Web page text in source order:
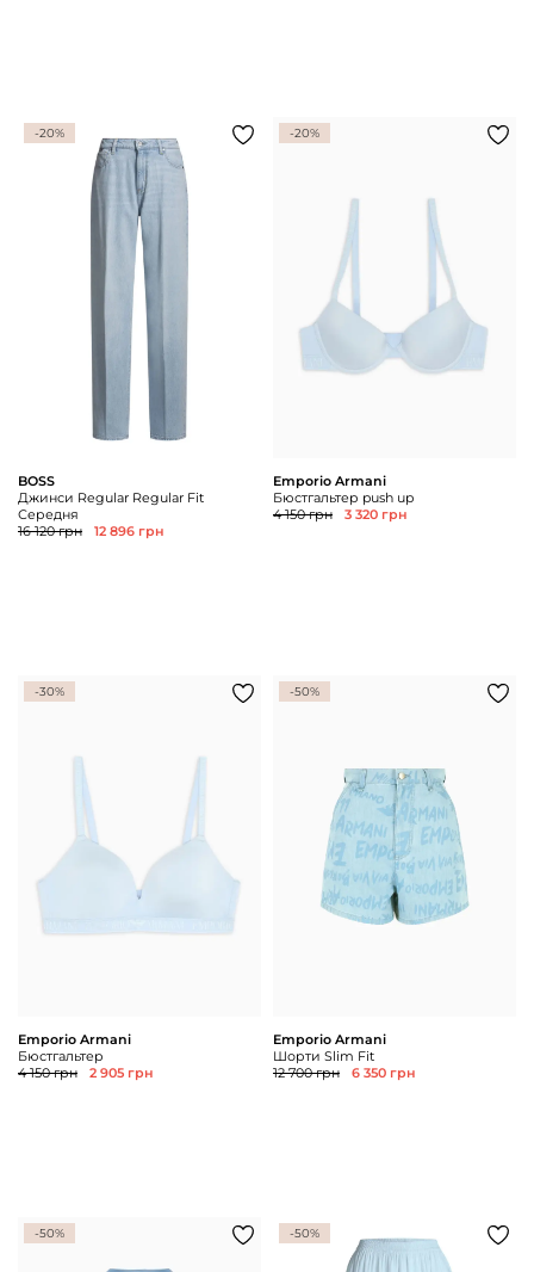
-20%
BOSS
Джинси Regular Regular Fit
Середня
16 120 грн
12 896 грн
-20%
Emporio Armani
Бюстгальтер push up
4 150 грн
3 320 грн
-30%
Emporio Armani
Бюстгальтер
4 150 грн
2 905 грн
-50%
Emporio Armani
Шорти Slim Fit
12 700 грн
6 350 грн
-50% -50%